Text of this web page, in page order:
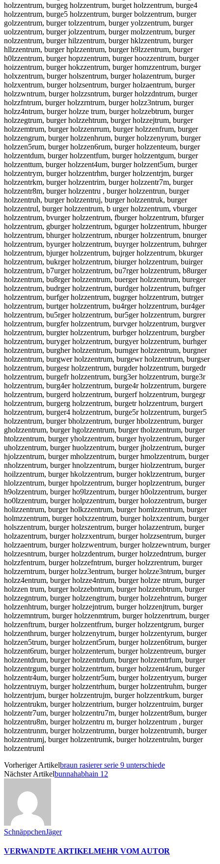
holzzentrum, burgeg holzzentrum, burget holzzentrum, burge4
holzzentrum, burge5 holzzentrum, burger bolzzentrum, burger
golzzentrum, burger tolzzentrum, burger yolzzentrum, burger
uolzzentrum, burger jolzzentrum, burger molzzentrum, burger
nolzzentrum, burger hilzzentrum, burger hklzzentrum, burger
hllzzentrum, burger hplzzentrum, burger h9lzzentrum, burger
h0lzzentrum, burger hopzzentrum, burger hoozzentrum, burger
hoizzentrum, burger hokzzentrum, burger homzzentrum, burger
holxzentrum, burger holszentrum, burger holazentrum, burger
holzxentrum, burger holzsentrum, burger holzaentrum, burger
holzzwntrum, burger holzzsntrum, burger holzzdntrum, burger
holzzfntrum, burger holzzrntrum, burger holzz3ntrum, burger
holzz4ntrum, burger holzze trum, burger holzzebtrum, burger
holzzegtrum, burger holzzehtrum, burger holzzejtrum, burger
holzzemtrum, burger holzzenrrum, burger holzzenfrum, burger
holzzengrum, burger holzzenhrum, burger holzzenyrum, burger
holzzen5rum, burger holzzen6rum, burger holzzenteum, burger
holzzentdum, burger holzzentfum, burger holzzentgum, burger
holzzenttum, burger holzzent4um, burger holzzent5um, burger
holzzentrym, burger holzzentrhm, burger holzzentrjm, burger
holzzentrkm, burger holzzentrim, burger holzzentr7m, burger
holzzentr8m, burger holzzentru , burger holzzentrun, burger
holzzentruh, burger holzzentruj, burger holzzentruk, burger
holzzentrul, burger holzzentrum, b urger holzzentrum, vburger
holzzentrum, bvurger holzzentrum, fburger holzzentrum, bfurger
holzzentrum, gburger holzzentrum, bgurger holzzentrum, hburger
holzzentrum, bhurger holzzentrum, nburger holzzentrum, bnurger
holzzentrum, byurger holzzentrum, buyrger holzzentrum, buhrger
holzzentrum, bjurger holzzentrum, bujrger holzzentrum, bkurger
holzzentrum, bukrger holzzentrum, biurger holzzentrum, buirger
holzzentrum, b7urger holzzentrum, bu7rger holzzentrum, b8urger
holzzentrum, bu8rger holzzentrum, buerger holzzentrum, bureger
holzzentrum, budrger holzzentrum, burdger holzzentrum, bufrger
holzzentrum, burfger holzzentrum, bugrger holzzentrum, butrger
holzzentrum, burtger holzzentrum, bu4rger holzzentrum, bur4ger
holzzentrum, bu5rger holzzentrum, bur5ger holzzentrum, burgrer
holzzentrum, burgfer holzzentrum, burvger holzzentrum, burgver
holzzentrum, burgter holzzentrum, burbger holzzentrum, burgber
holzzentrum, buryger holzzentrum, burgyer holzzentrum, burhger
holzzentrum, burgher holzzentrum, burnger holzzentrum, burgner
holzzentrum, burgwer holzzentrum, burgewr holzzentrum, burgser
holzzentrum, burgesr holzzentrum, burgder holzzentrum, burgedr
holzzentrum, burgefr holzzentrum, burg3er holzzentrum, burge3r
holzzentrum, burg4er holzzentrum, burge4r holzzentrum, burgere
holzzentrum, burgerd holzzentrum, burgerf holzzentrum, burgegr
holzzentrum, burgerg holzzentrum, burgetr holzzentrum, burgert
holzzentrum, burger4 holzzentrum, burge5r holzzentrum, burger5
holzzentrum, burger bholzzentrum, burger hbolzzentrum, burger
gholzzentrum, burger hgolzzentrum, burger tholzzentrum, burger
htolzzentrum, burger yholzzentrum, burger hyolzzentrum, burger
uholzzentrum, burger huolzzentrum, burger jholzzentrum, burger
hjolzzentrum, burger mholzzentrum, burger hmolzzentrum, burger
nholzzentrum, burger hnolzzentrum, burger hiolzzentrum, burger
hoilzzentrum, burger hkolzzentrum, burger hoklzzentrum, burger
hlolzzentrum, burger hpolzzentrum, burger hoplzzentrum, burger
h9olzzentrum, burger ho9lzzentrum, burger h0olzzentrum, burger
ho0lzzentrum, burger holpzzentrum, burger holozzentrum, burger
holizzentrum, burger holkzzentrum, burger homlzzentrum, burger
holmzzentrum, burger holxzzentrum, burger holzxzentrum, burger
holszzentrum, burger holzszentrum, burger holazzentrum, burger
holzazentrum, burger holzzxentrum, burger holzzsentrum, burger
holzzaentrum, burger holzzwentrum, burger holzzewntrum, burger
holzzesntrum, burger holzzdentrum, burger holzzedntrum, burger
holzzfentrum, burger holzzefntrum, burger holzzrentrum, burger
holzzerntrum, burger holzz3entrum, burger holzze3ntrum, burger
holzz4entrum, burger holzze4ntrum, burger holzze ntrum, burger
holzzen trum, burger holzzebntrum, burger holzzenbtrum, burger
holzzegntrum, burger holzzengtrum, burger holzzehntrum, burger
holzzenhtrum, burger holzzejntrum, burger holzzenjtrum, burger
holzzemntrum, burger holzzenmtrum, burger holzzenrtrum, burger
holzzenftrum, burger holzzentfrum, burger holzzentgrum, burger
holzzenthrum, burger holzzenytrum, burger holzzentyrum, burger
holzzen5trum, burger holzzent5rum, burger holzzen6trum, burger
holzzent6rum, burger holzzenterum, burger holzzentreum, burger
holzzentdrum, burger holzzentrdum, burger holzzentrfum, burger
holzzentrgum, burger holzzentrtum, burger holzzent4rum, burger
holzzentr4um, burger holzzentr5um, burger holzzentryum, burger
holzzentruym, burger holzzentrhum, burger holzzentruhm, burger
holzzentrjum, burger holzzentrujm, burger holzzentrkum, burger
holzzentrukm, burger holzzentrium, burger holzzentruim, burger
holzzentr7um, burger holzzentru7m, burger holzzentr8um, burger
holzzentru8m, burger holzzentru m, burger holzzentrum , burger
holzzentrunm, burger holzzentrumn, burger holzzentrumh, burger
holzzentrumj, burger holzzentrumk, burger holzzentrulm, burger
holzzentruml
Vorheriger Artikelbraun rasierer serie 9 unterschiede
Nächster Artikelbunnahabhain 12
SchnäppchenJäger
VERWANDTE ARTIKELMEHR VOM AUTOR